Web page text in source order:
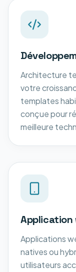
Architecture
votre
templates
conçue pour
meilleure
Application
Applications
natives ou
utilisateurs